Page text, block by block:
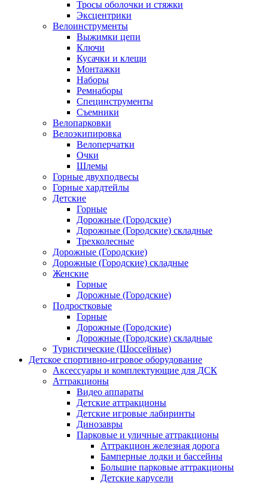
Тросы оболочки и стяжки
Эксцентрики
Велоинструменты
Выжимки цепи
Ключи
Кусачки и клещи
Монтажки
Наборы
Ремнаборы
Специнструменты
Съемники
Велопарковки
Велоэкипировка
Велоперчатки
Очки
Шлемы
Горные двухподвесы
Горные хардтейлы
Детские
Горные
Дорожные (Городские)
Дорожные (Городские) складные
Трехколесные
Дорожные (Городские)
Дорожные (Городские) складные
Женские
Горные
Дорожные (Городские)
Подростковые
Горные
Дорожные (Городские)
Дорожные (Городские) складные
Туристические (Шоссейные)
Детское спортивно-игровое оборудование
Аксессуары и комплектующие для ДСК
Аттракционы
Видео аппараты
Детские аттракционы
Детские игровые лабиринты
Динозавры
Парковые и уличные аттракционы
Аттракцион железная дорога
Бамперные лодки и бассейны
Большие парковые аттракционы
Детские карусели